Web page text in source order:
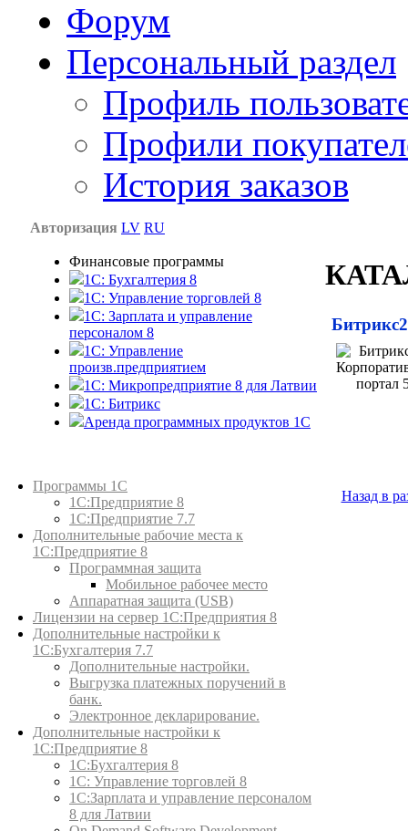
Форум
Персональный раздел
Профиль
Профили
История заказов
Авторизация LV RU
Финансовые программы
1С: Бухгалтерия 8
1C: Управление торговлей 8
1C: Зарплата и управление
персоналом 8
1C: Управление
произв.предприятием
1С: Микропредприятие 8 для Латвии
1C: Битрикс
Аренда программных продуктов 1С
Программы 1С
1С:Предприятие 8
1С:Предприятие 7.7
Дополнительные рабочие места к
1С:Предприятие 8
Программная защита
Мобильное рабочее место
Аппаратная защита (USB)
Лицензии на сервер 1С:Предприятия 8
Дополнительные настройки к
1С:Бухгалтерия 7.7
Дополнительные настройки.
Выгрузка платежных поручений в
банк.
Электронное декларирование.
Дополнительные настройки к
1С:Предприятие 8
1С:Бухгалтерия 8
1C: Управление торговлей 8
1С:Зарплата и управление персоналом
8 для Латвии
Назад в